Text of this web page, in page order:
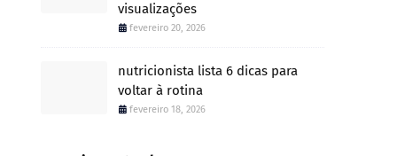
visualizações
fevereiro 20, 2026
nutricionista lista 6 dicas para
voltar à rotina
fevereiro 18, 2026